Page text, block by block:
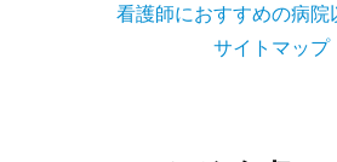
看護師におすすめの病院
サイトマップ